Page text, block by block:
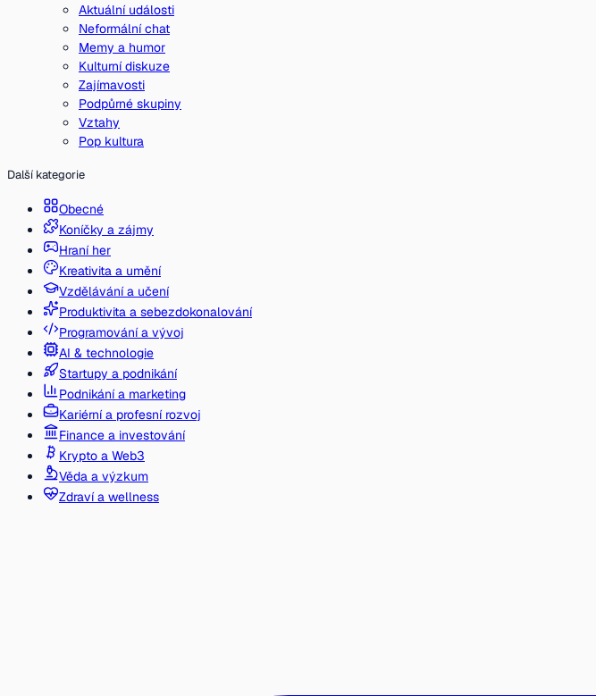
Aktuální události
Neformální chat
Memy a humor
Kulturní diskuze
Zajímavosti
Podpůrné skupiny
Vztahy
Pop kultura
Další kategorie
Obecné
Koníčky a zájmy
Hraní her
Kreativita a umění
Vzdělávání a učení
Produktivita a sebezdokonalování
Programování a vývoj
AI & technologie
Startupy a podnikání
Podnikání a marketing
Kariérní a profesní rozvoj
Finance a investování
Krypto a Web3
Věda a výzkum
Zdraví a wellness